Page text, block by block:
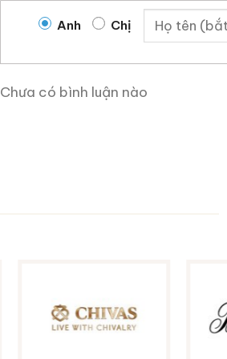
Giới
700ml / 43%
1996
700ml /
Anh Chị
Chưa có bình luận nào